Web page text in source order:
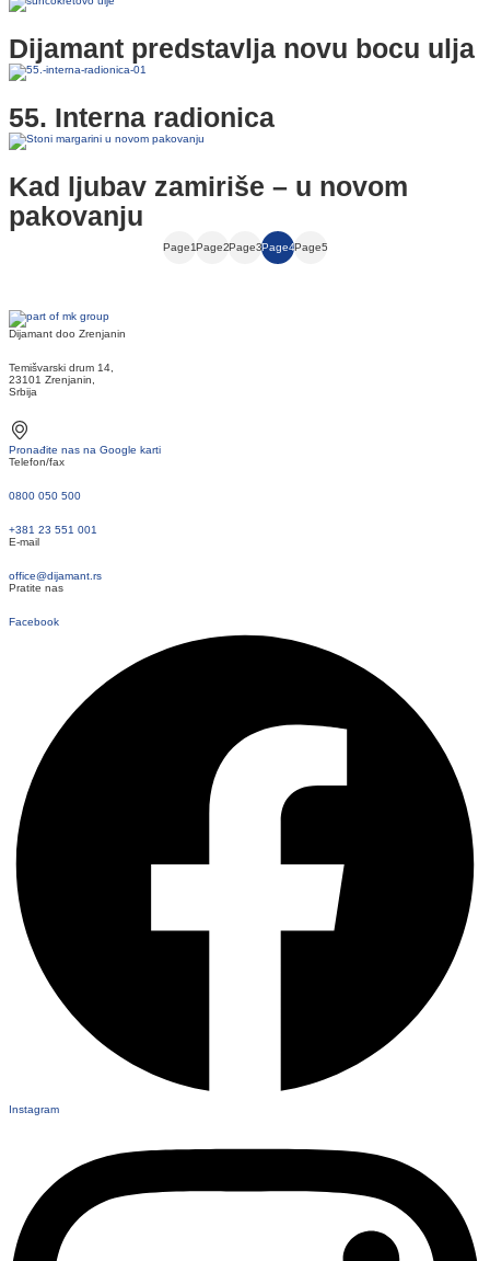
Dijamant predstavlja novu bocu ulja
55. Interna radionica
Kad ljubav zamiriše – u novom
pakovanju
Page1Page2Page3Page4Page5
Dijamant doo Zrenjanin
Temišvarski drum 14,
23101 Zrenjanin,
Srbija
Pronađite nas na Google karti
Telefon/fax
0800 050 500
+381 23 551 001
E-mail
office@dijamant.rs
Pratite nas
Facebook
Instagram